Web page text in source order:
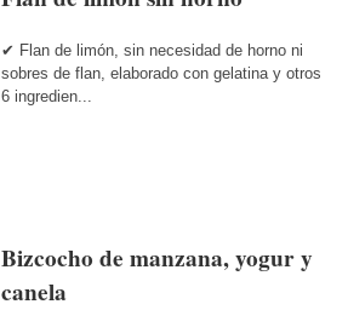
✔ Flan de limón, sin necesidad de horno ni
sobres de flan, elaborado con gelatina y otros
6 ingredien...
Bizcocho de manzana, yogur y
canela